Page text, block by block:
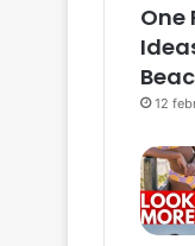
One
12